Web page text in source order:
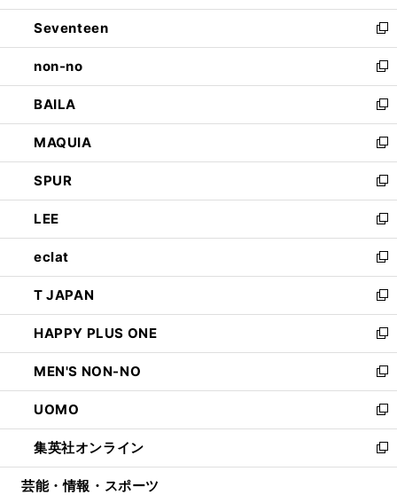
開
く
ウ
で
開
く
ン
ド
ウ
で
開
く
Seventeen
新
し
い
ウ
ィ
ン
ド
ウ
で
開
く
non-no
新
し
い
ウ
ィ
ン
ド
ウ
で
開
く
BAILA
新
し
い
ウ
ィ
ン
ド
ウ
で
開
く
MAQUIA
新
し
い
ウ
ィ
ン
ド
ウ
で
開
く
SPUR
新
し
い
ウ
ィ
ン
ド
ウ
で
開
く
LEE
新
し
い
ウ
ィ
ン
ド
ウ
で
開
く
eclat
新
し
い
ウ
ィ
ン
ド
ウ
で
開
く
T JAPAN
新
し
い
ウ
ィ
ン
ド
ウ
で
開
HAPPY PLUS ONE
新
し
い
ウ
ィ
ン
ド
ウ
MEN'S NON-NO
新
し
い
ウ
ィ
ン
UOMO
新
し
い
ウ
集英社オンライン
新
し
芸能・情報・スポーツ